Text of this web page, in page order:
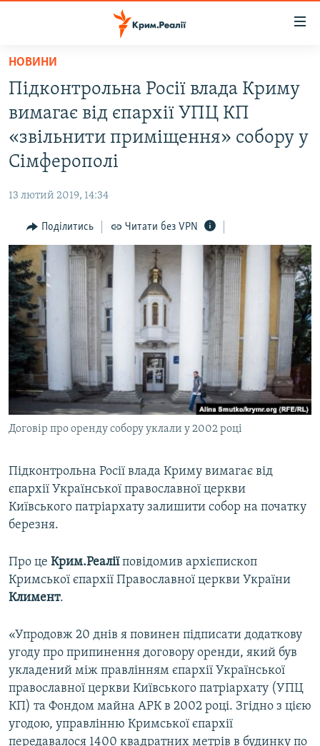
Перейти
основного
матеріалу
Перейти
до
основної
Перейти
пошуку
ВОДА.КРИМ
ВІДЕО ТА ФОТО
ПОЛІТИКА
ІНТЕРВ'Ю
ВСЕ ЗА ДЕНЬ
СПЕЦПРОЕКТИ
ДЕПОРТАЦІЯ
ВІДЕОУРОКИ «ELIFBE»
СВІДЧЕННЯ ОКУПАЦІЇ
УКРАЇНСЬКА ПРОБЛЕМА КРИМУ
ІНФОГРАФІКА
ЯК ОБІЙТИ БЛОКУВАННЯ
Русский
Qırımtatar
ДОЛУЧАЙСЯ!
Усі сайти RFE/RL
НОВИНИ
Підконтрольна Росії влада Криму
вимагає від єпархії УПЦ КП
«звільнити приміщення» собору у
Сімферополі
13 лютий 2019, 14:34
Поділитись Читати без VPN
Договір про оренду собору уклали у 2002 році
Підконтрольна Росії влада Криму вимагає від
єпархії Української православної церкви
Київського патріархату залишити собор на початку
березня.
Про це Крим.Реаліїповідомив архієпископ
Кримської єпархії Православної церкви України
Климент.
«Упродовж 20 днів я повинен підписати додаткову
угоду про припинення договору оренди, який був
укладений між правлінням єпархії Української
православної церкви Київського патріархату (УПЦ
КП) та Фондом майна АРК в 2002 році. Згідно з цією
угодою, управлінню Кримської єпархії
передавалося 1400 квадратних метрів в будинку по